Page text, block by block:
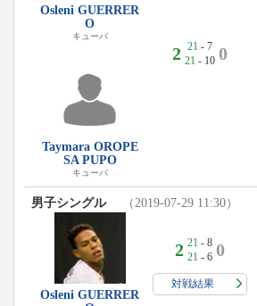
Osleni GUERRER
O
キューバ
Taymara OROPE
SA PUPO
キューバ
2 21 - 7
21 - 10 0
男子シングル （2019-07-29 11:30）
Osleni GUERRER
2 21 - 8
21 - 6 0
対戦結果